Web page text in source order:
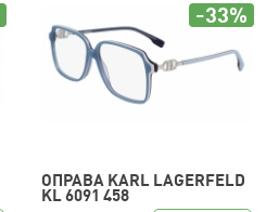
ОПРАВА KARL LAGERFELD
KL 6091 458
-33%